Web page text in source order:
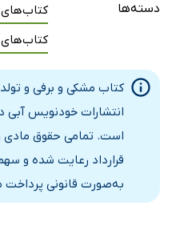
دسته‌ها
کتاب‌های کودک
کتاب‌های کودک
کتاب مشکی و برفی و
انتشارات خودنویس‌ آبی
است. تمامی حقوق مادی
قرارداد رعایت شده و
به‌صورت قانونی